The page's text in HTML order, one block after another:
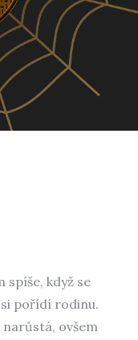
spíše, když se
pořídí rodinu.
ovšem